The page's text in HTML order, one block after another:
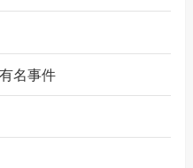
名事件